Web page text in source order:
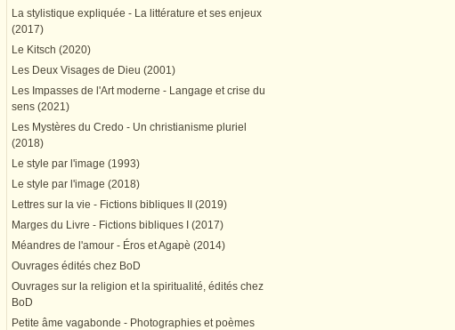
La stylistique expliquée - La littérature et ses enjeux
(2017)
Le Kitsch (2020)
Les Deux Visages de Dieu (2001)
Les Impasses de l'Art moderne - Langage et crise du
sens (2021)
Les Mystères du Credo - Un christianisme pluriel
(2018)
Le style par l'image (1993)
Le style par l'image (2018)
Lettres sur la vie - Fictions bibliques II (2019)
Marges du Livre - Fictions bibliques I (2017)
Méandres de l'amour - Éros et Agapè (2014)
Ouvrages édités chez BoD
Ouvrages sur la religion et la spiritualité, édités chez
BoD
Petite âme vagabonde - Photographies et poèmes